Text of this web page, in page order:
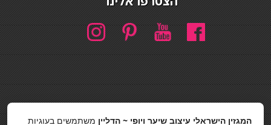
חיפוש
המגזין הישראלי עיצוב שיער ויופי ~ הדליין משתמשים בעוגיות